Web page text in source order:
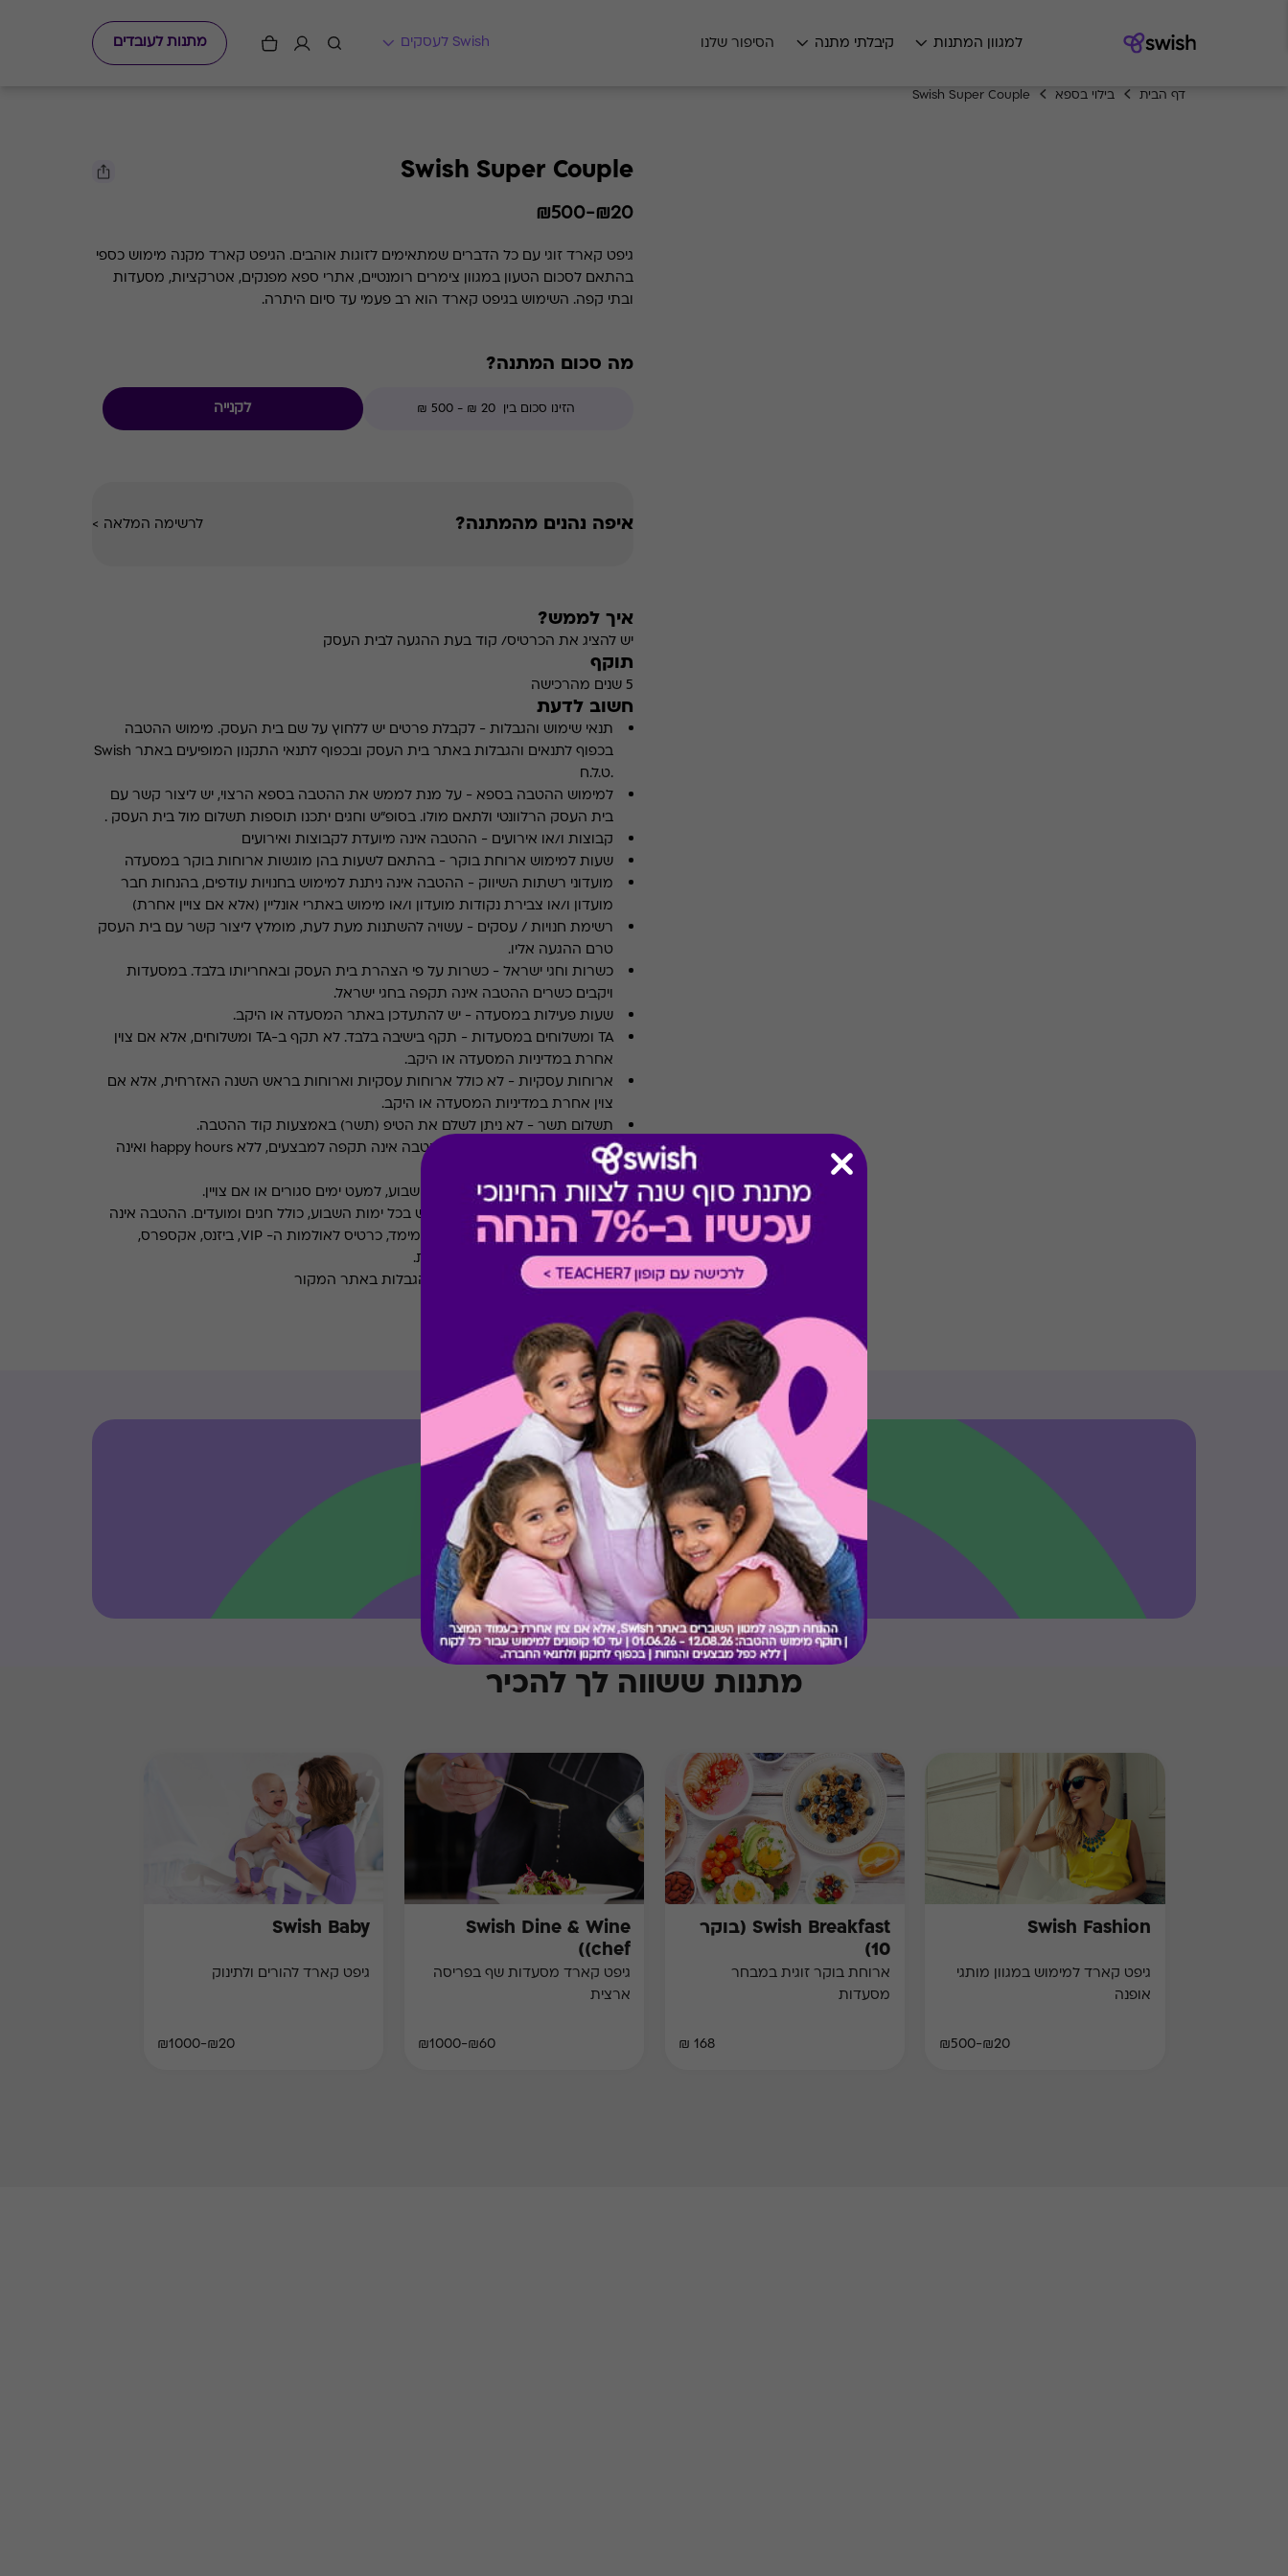
למגוון המתנות קיבלתי מתנה הסיפור שלנו Swish לעסקים מתנות לעובדים
דף הבית בילוי בספא Swish Super Couple
Swish Super Couple
₪20-₪500
גיפט קארד זוגי עם כל הדברים שמתאימים לזוגות אוהבים. הגיפט קארד מקנה מימוש כספי
בהתאם לסכום הטעון במגוון צימרים רומנטיים, אתרי ספא מפנקים, אטרקציות, מסעדות
ובתי קפה. השימוש בגיפט קארד הוא רב פעמי עד סיום היתרה.
מה סכום המתנה?
לקנייה
איפה נהנים מהמתנה? לרשימה המלאה >
איך לממש?
יש להציג את הכרטיס/ קוד בעת ההגעה לבית העסק
תוקף
5 שנים מהרכישה
חשוב לדעת
תנאי שימוש והגבלות -לקבלת פרטים יש ללחוץ על שם בית העסק. מימוש ההטבה
בכפוף לתנאים והגבלות באתר בית העסק ובכפוף לתנאי התקנון המופיעים באתר Swish
.ט.ל.ח
למימוש ההטבה בספא -על מנת לממש את ההטבה בספא הרצוי, יש ליצור קשר עם
בית העסק הרלוונטי ולתאם מולו. בסופ"ש וחגים יתכנו תוספות תשלום מול בית העסק .
קבוצות ו/או אירועים - ההטבה אינה מיועדת לקבוצות ואירועים
שעות למימוש ארוחת בוקר - בהתאם לשעות בהן מוגשות ארוחות בוקר במסעדה
מועדוני רשתות השיווק - ההטבה אינה ניתנת למימוש בחנויות עודפים, בהנחות חבר
מועדון ו/או צבירת נקודות מועדון ו/או מימוש באתרי אונליין (אלא אם צויין אחרת)
רשימת חנויות / עסקים -עשויה להשתנות מעת לעת, מומלץ ליצור קשר עם בית העסק
טרם ההגעה אליו.
כשרות וחגי ישראל -כשרות על פי הצהרת בית העסק ובאחריותו בלבד. במסעדות
ויקבים כשרים ההטבה אינה תקפה בחגי ישראל.
שעות פעילות במסעדה -יש להתעדכן באתר המסעדה או היקב.
TA ומשלוחים במסעדות
-
תקף בישיבה בלבד. לא תקף ב-TA ומשלוחים, אלא אם צוין
אחרת במדיניות המסעדה או היקב.
ארוחות עסקיות -לא כולל ארוחות עסקיות וארוחות בראש השנה האזרחית, אלא אם
צוין אחרת במדיניות המסעדה או היקב.
תשלום תשר -לא ניתן לשלם את הטיפ (תשר) באמצעות קוד ההטבה.
מבצעים במסעדות/יקבים
ההטבה אינה תקפה למבצעים, ללא happy hours ואינה
כוללת 10% הנחה לתושבי אילת
תרבות-ניתן לממש בכל ימות השבוע, למעט ימים סגורים או אם צויין.
אופן מימוש בקולנוע-ניתן לממש בכל ימות השבוע, כולל חגים ומועדים. ההטבה אינה
אינה תקפה בהזמנת סרטי תלת מימד, כרטיס לאולמות ה- VIP, ביזנס, אקספרס,
מופעים, הצגות והקרנות מיוחדות.
מימוש ההטבה בכפוף לתנאים והגבלות באתר המקור
קיבלת מתנה כזו?
בירור יתרה בכרטיס
מתנות ששווה לך להכיר
Swish Fashion
גיפט קארד למימוש במגוון מותגי
אופנה
₪20-₪500
Swish Breakfast (בוקר
10)
ארוחת בוקר זוגית במבחר
מסעדות
168 ₪
Swish Dine & Wine
(chef)
גיפט קארד מסעדות שף בפריסה
ארצית
₪60-₪1000
Swish Baby
גיפט קארד להורים ולתינוק
₪20-₪1000